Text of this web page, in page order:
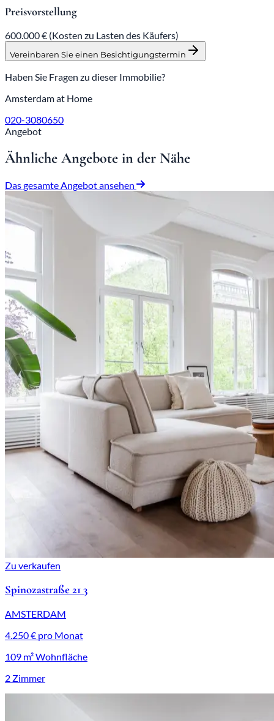
Preisvorstellung
600.000 € (Kosten zu Lasten des Käufers)
Vereinbaren Sie einen Besichtigungstermin
Haben Sie Fragen zu dieser Immobilie?
Amsterdam at Home
020-3080650
Angebot
Ähnliche Angebote in der Nähe
Das gesamte Angebot ansehen
Zu verkaufen
Spinozastraße 21 3
AMSTERDAM
4.250 € pro Monat
109 m² Wohnfläche
2 Zimmer